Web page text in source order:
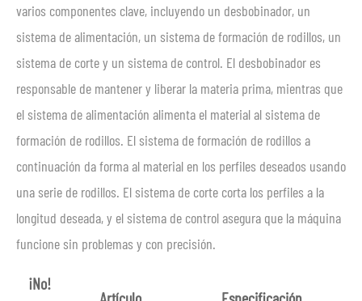
varios componentes clave, incluyendo un desbobinador, un
sistema de alimentación, un sistema de formación de rodillos, un
sistema de corte y un sistema de control. El desbobinador es
responsable de mantener y liberar la materia prima, mientras que
el sistema de alimentación alimenta el material al sistema de
formación de rodillos. El sistema de formación de rodillos a
continuación da forma al material en los perfiles deseados usando
una serie de rodillos. El sistema de corte corta los perfiles a la
longitud deseada, y el sistema de control asegura que la máquina
funcione sin problemas y con precisión.
¡No!